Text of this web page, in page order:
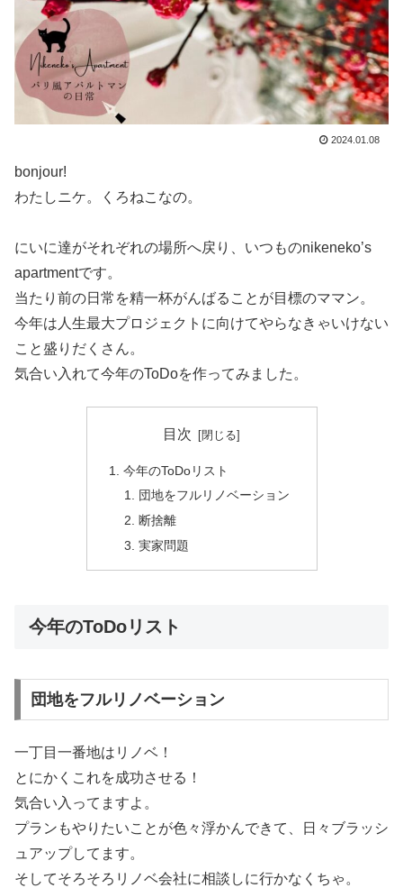
2024.01.08
bonjour!
わたしニケ。くろねこなの。
にいに達がそれぞれの場所へ戻り、いつものnikeneko’s
apartmentです。
当たり前の日常を精一杯がんばることが目標のママン。
今年は人生最大プロジェクトに向けてやらなきゃいけない
こと盛りだくさん。
気合い入れて今年のToDoを作ってみました。
目次
今年のToDoリスト
団地をフルリノベーション
断捨離
実家問題
今年のToDoリスト
団地をフルリノベーション
一丁目一番地はリノベ！
とにかくこれを成功させる！
気合い入ってますよ。
プランもやりたいことが色々浮かんできて、日々ブラッシ
ュアップしてます。
そしてそろそろリノベ会社に相談しに行かなくちゃ。